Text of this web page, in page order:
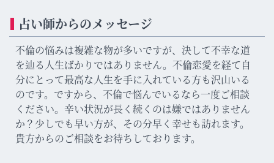
占い師からのメッセージ
不倫の悩みは複雑な物が多いですが、決して不幸な道
を辿る人生ばかりではありません。不倫恋愛を経て自
分にとって最高な人生を手に入れている方も沢山いる
のです。ですから、不倫で悩んでいるなら一度ご相談
ください。辛い状況が長く続くのは嫌ではありません
か？少しでも早い方が、その分早く幸せも訪れます。
貴方からのご相談をお待ちしております。